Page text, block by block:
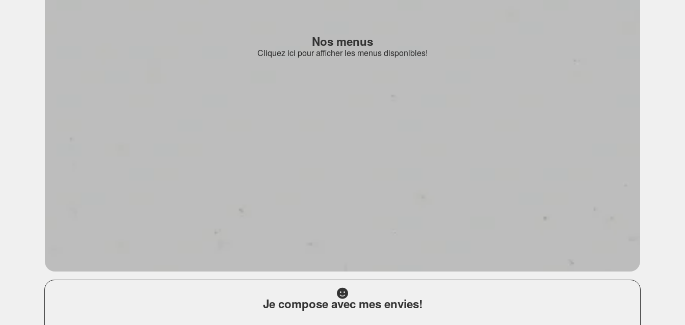
Nos menus
Cliquez ici pour afficher les menus disponibles!
Je compose avec mes envies!